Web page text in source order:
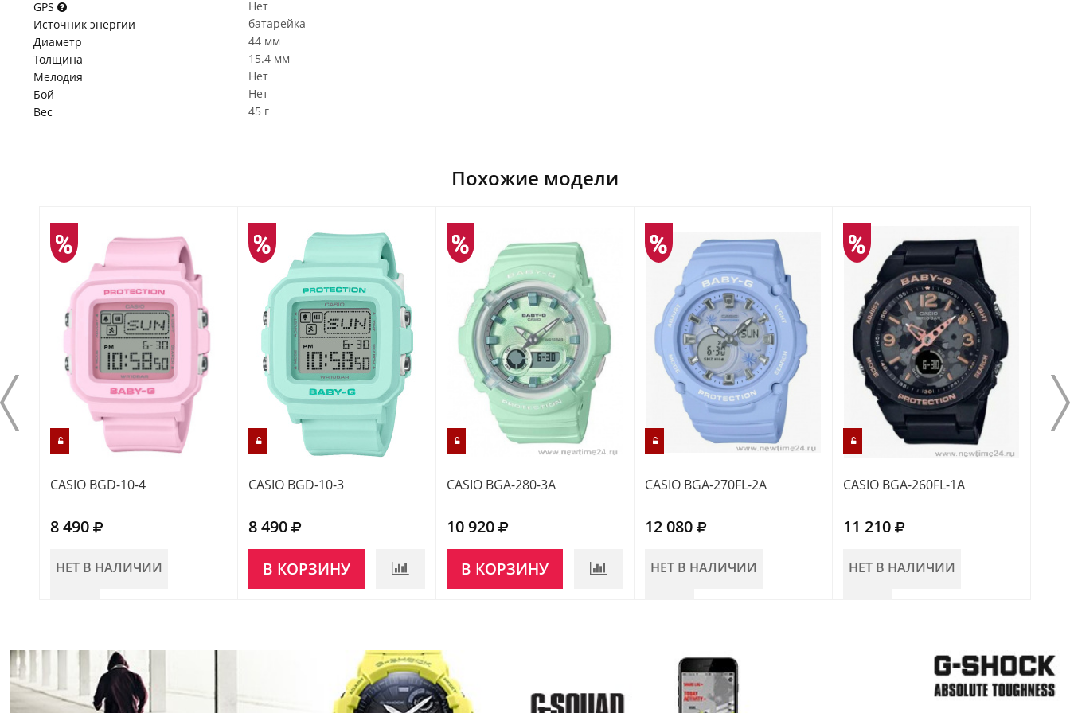
GPS
Нет
Источник энергии
батарейка
Диаметр
44 мм
Толщина
15.4 мм
Мелодия
Нет
Бой
Нет
Вес
45 г
Похожие модели
CASIO BGD-10-4
8 490
НЕТ В НАЛИЧИИ
CASIO BGD-10-3
8 490
В КОРЗИНУ
CASIO BGA-280-3A
10 920
В КОРЗИНУ
CASIO BGA-270FL-2A
12 080
НЕТ В НАЛИЧИИ
CASIO BGA-260FL-1A
11 210
НЕТ В НАЛИЧИИ